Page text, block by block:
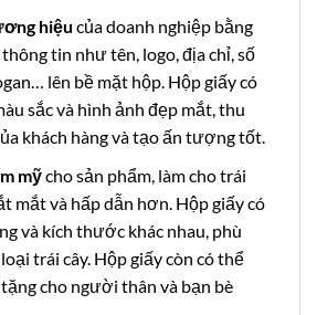
hiệu của doanh nghiệp bằng
thông tin như tên, logo, địa chỉ, số
lên bề mặt hộp. Hộp giấy có
sắc và hình ảnh đẹp mắt, thu
khách hàng và tạo ấn tượng tốt.
mỹcho sản phẩm, làm cho trái
mắt và hấp dẫn hơn. Hộp giấy có
và kích thước khác nhau, phù
trái cây. Hộp giấy còn có thể
cho người thân và bạn bè